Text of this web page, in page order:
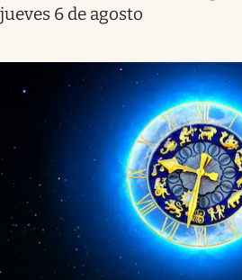
jueves 6 de agosto